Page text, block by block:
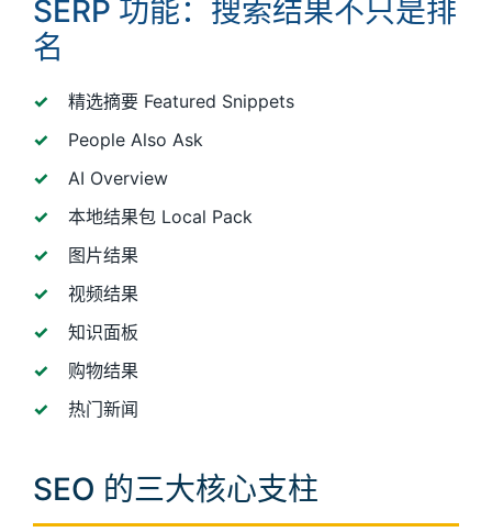
SERP 功能：搜索结果不只是排
名
精选摘要 Featured Snippets
People Also Ask
AI Overview
本地结果包 Local Pack
图片结果
视频结果
知识面板
购物结果
热门新闻
SEO 的三大核心支柱